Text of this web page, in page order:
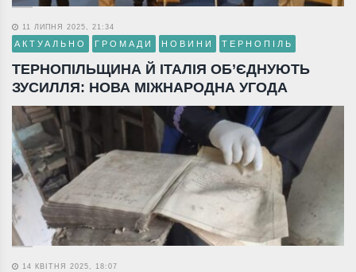
11 ЛИПНЯ 2025, 21:34
АКТУАЛЬНО ГРОМАДИ НОВИНИ ТЕРНОПІЛЬ
ТЕРНОПІЛЬЩИНА Й ІТАЛІЯ ОБ’ЄДНУЮТЬ
ЗУСИЛЛЯ: НОВА МІЖНАРОДНА УГОДА
14 КВІТНЯ 2025, 18:07